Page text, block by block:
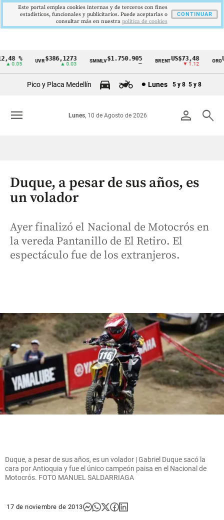
Cintillo
Colombia
%
0.05
UVR$386,1273
▲ 0.03
SMMLV$1.750.905 BRENTUS$73,48
▼ 1.12
ORO
Pico y Placa Medellín Lunes 5 y 8 5 y 8
person search
Lunes, 10 de Agosto de 2026
menu
Duque, a pesar de sus años, es
un volador
Ayer finalizó el Nacional de Motocrós en
la vereda Pantanillo de El Retiro. El
espectáculo fue de los extranjeros.
Duque, a pesar de sus años, es un volador | Gabriel Duque sacó la
cara por Antioquia y fue el único campeón paisa en el Nacional de
Motocrós. FOTO MANUEL SALDARRIAGA
17 de noviembre de 2013
Este portal emplea cookies internas y de terceros con fines
estadísticos, funcionales y publicitarios. Puede aceptarlas o
consultar más en nuestra politica de cookies
CONTINUAR